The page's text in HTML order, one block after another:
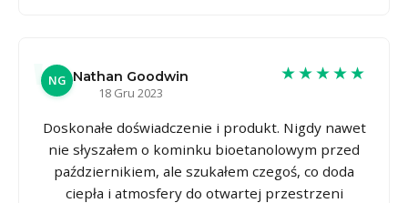
NG Nathan Goodwin
18 Gru 2023
★★★★★
Doskonałe doświadczenie i produkt. Nigdy nawet
nie słyszałem o kominku bioetanolowym przed
październikiem, ale szukałem czegoś, co doda
ciepła i atmosfery do otwartej przestrzeni